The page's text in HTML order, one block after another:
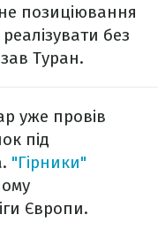
позиціювання
без
Туран.
уже провів
під
"Гірники"
Європи.